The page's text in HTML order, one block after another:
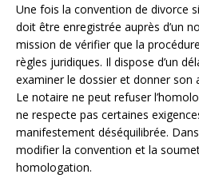
Une fois la convention de divorce
doit être enregistrée auprès d’un
mission de vérifier que la
règles juridiques. Il dispose d’un
examiner le dossier et donner son
Le notaire ne peut refuser
ne respecte pas certaines
manifestement déséquilibrée.
modifier la convention et la
homologation.